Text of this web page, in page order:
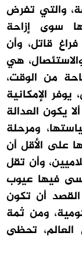
والتي تفرض
سوى إزاحة
قاتل، وأن
هي
من الوقت،
الإمكانية
يكون العدالة
ومرحلة
على الأقل أن
وأن تقل
فيها عيوب
القصد أن تكون
ومن ثمة
تحظى